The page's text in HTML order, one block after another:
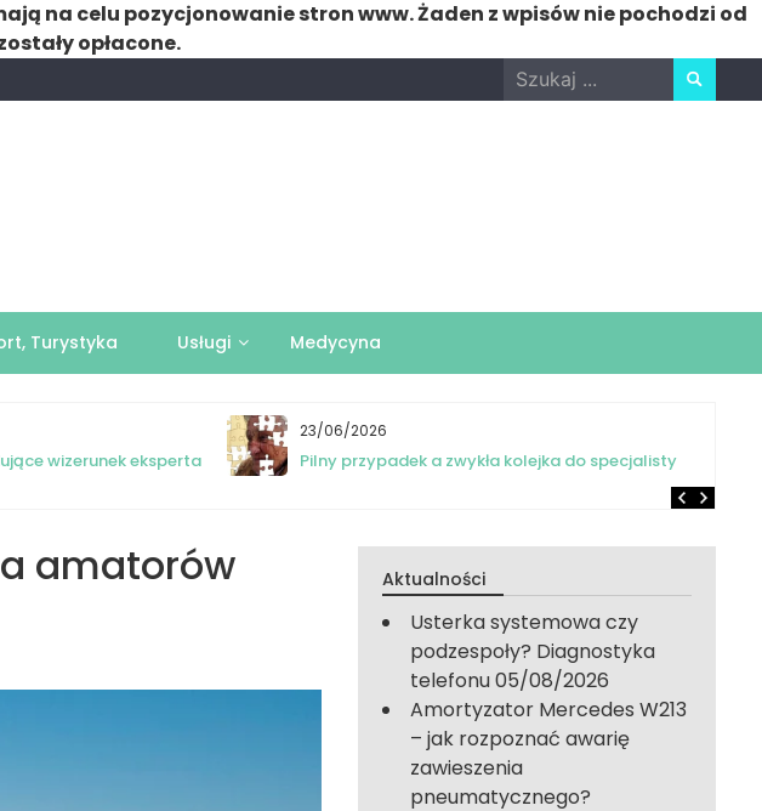
na celu pozycjonowanie stron www. Żaden z wpisów nie pochodzi od
opłacone.
Search
for:
Turystyka Usługi Medycyna
wizerunek eksperta
23/06/2026
Pilny przypadek a zwykła kolejka do specjalisty
amatorów Aktualności
Usterka systemowa czy
podzespoły? Diagnostyka
telefonu05/08/2026
Amortyzator Mercedes W213
– jak rozpoznać awarię
zawieszenia
pneumatycznego?